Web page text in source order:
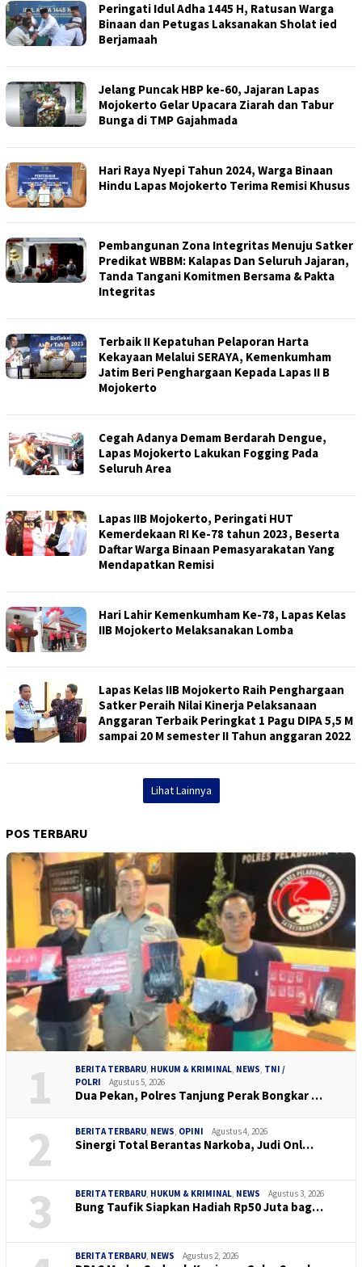
Peringati Idul Adha 1445 H, Ratusan Warga
Binaan dan Petugas Laksanakan Sholat ied
Berjamaah
Jelang Puncak HBP ke-60, Jajaran Lapas
Mojokerto Gelar Upacara Ziarah dan Tabur
Bunga di TMP Gajahmada
Hari Raya Nyepi Tahun 2024, Warga Binaan
Hindu Lapas Mojokerto Terima Remisi Khusus
Pembangunan Zona Integritas Menuju Satker
Predikat WBBM: Kalapas Dan Seluruh Jajaran,
Tanda Tangani Komitmen Bersama & Pakta
Integritas
Terbaik II Kepatuhan Pelaporan Harta
Kekayaan Melalui SERAYA, Kemenkumham
Jatim Beri Penghargaan Kepada Lapas II B
Mojokerto
Cegah Adanya Demam Berdarah Dengue,
Lapas Mojokerto Lakukan Fogging Pada
Seluruh Area
Lapas IIB Mojokerto, Peringati HUT
Kemerdekaan RI Ke-78 tahun 2023, Beserta
Daftar Warga Binaan Pemasyarakatan Yang
Mendapatkan Remisi
Hari Lahir Kemenkumham Ke-78, Lapas Kelas
IIB Mojokerto Melaksanakan Lomba
Lapas Kelas IIB Mojokerto Raih Penghargaan
Satker Peraih Nilai Kinerja Pelaksanaan
Anggaran Terbaik Peringkat 1 Pagu DIPA 5,5 M
sampai 20 M semester II Tahun anggaran 2022
Lihat Lainnya
POS TERBARU
1 BERITA TERBARU, HUKUM & KRIMINAL, NEWS, TNI /
POLRI
Agustus 5, 2026
Dua Pekan, Polres Tanjung Perak Bongkar …
2 BERITA TERBARU, NEWS, OPINI Agustus 4, 2026
Sinergi Total Berantas Narkoba, Judi Onl…
3 BERITA TERBARU, HUKUM & KRIMINAL, NEWS Agustus 3, 2026
Bung Taufik Siapkan Hadiah Rp50 Juta bag…
BERITA TERBARU, NEWS Agustus 2, 2026